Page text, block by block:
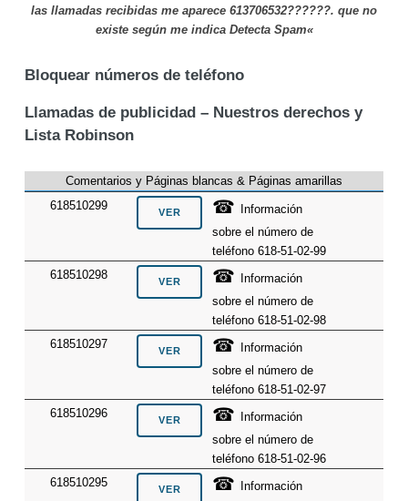
las llamadas recibidas me aparece 613706532??????. que no
existe según me indica Detecta Spam«
Bloquear números de teléfono
Llamadas de publicidad – Nuestros derechos y
Lista Robinson
Comentarios y Páginas blancas & Páginas amarillas
618510299
☎
Información
sobre el número de
teléfono 618-51-02-99
618510298
☎
Información
sobre el número de
teléfono 618-51-02-98
618510297
☎
Información
sobre el número de
teléfono 618-51-02-97
618510296
☎
Información
sobre el número de
teléfono 618-51-02-96
618510295
☎
Información